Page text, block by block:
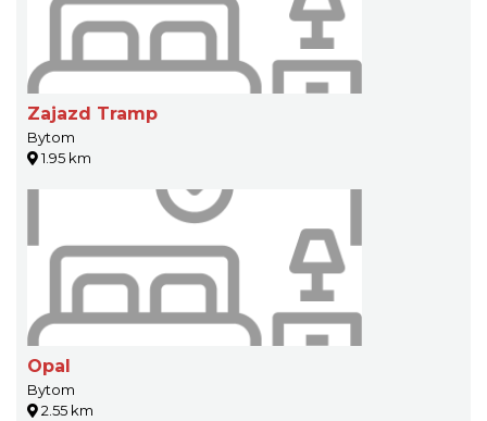
Zajazd Tramp
Bytom
1.95 km
Opal
Bytom
2.55 km